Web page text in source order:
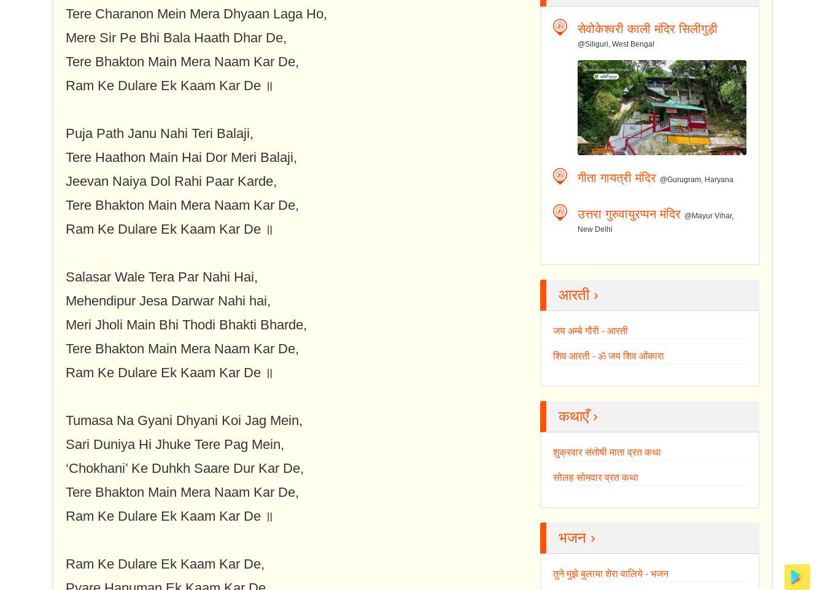
Tere Charanon Mein Mera Dhyaan Laga Ho,
Mere Sir Pe Bhi Bala Haath Dhar De,
Tere Bhakton Main Mera Naam Kar De,
Ram Ke Dulare Ek Kaam Kar De ॥
Puja Path Janu Nahi Teri Balaji,
Tere Haathon Main Hai Dor Meri Balaji,
Jeevan Naiya Dol Rahi Paar Karde,
Tere Bhakton Main Mera Naam Kar De,
Ram Ke Dulare Ek Kaam Kar De ॥
Salasar Wale Tera Par Nahi Hai,
Mehendipur Jesa Darwar Nahi hai,
Meri Jholi Main Bhi Thodi Bhakti Bharde,
Tere Bhakton Main Mera Naam Kar De,
Ram Ke Dulare Ek Kaam Kar De ॥
Tumasa Na Gyani Dhyani Koi Jag Mein,
Sari Duniya Hi Jhuke Tere Pag Mein,
‘Chokhani’ Ke Duhkh Saare Dur Kar De,
Tere Bhakton Main Mera Naam Kar De,
Ram Ke Dulare Ek Kaam Kar De ॥
Ram Ke Dulare Ek Kaam Kar De,
सेवोकेश्वरी काली मंदिर सिलीगुड़ी
@Siliguri, West Bengal
गीता गायत्री मंदिर @Gurugram, Haryana
उत्तरा गुरुवायुरप्पन मंदिर @Mayur Vihar,
New Delhi
आरती ›
जय अम्बे गौरी - आरती
शिव आरती - ॐ जय शिव ओंकारा
कथाएँ ›
शुक्रवार संतोषी माता व्रत कथा
सोलह सोमवार व्रत कथा
भजन ›
तुने मुझे बुलाया शेरा वालिये - भजन